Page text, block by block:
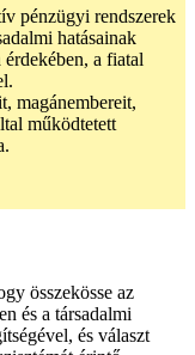
pénzügyi rendszerek
hatásainak
a fiatal
magánembereit,
működtetett
összekösse az
és a társadalmi
és választ